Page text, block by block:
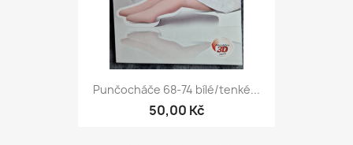
Punčocháče 68-74 bílé/tenké...
50,00 Kč